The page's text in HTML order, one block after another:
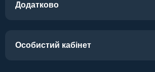
Додатково
Особистий кабінет